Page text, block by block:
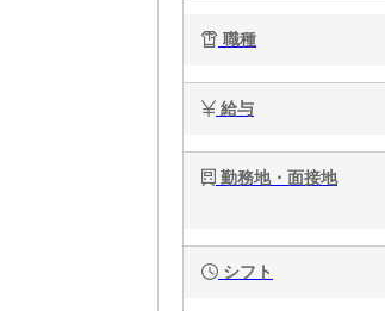
職種
給与
勤務地・面接地
シフト